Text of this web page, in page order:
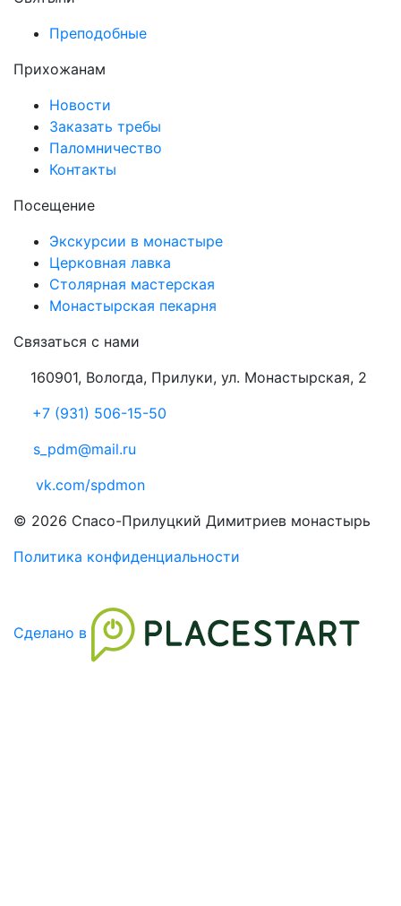
Преподобные
Прихожанам
Новости
Заказать требы
Паломничество
Контакты
Посещение
Экскурсии в монастыре
Церковная лавка
Столярная мастерская
Монастырская пекарня
Связаться с нами
160901, Вологда, Прилуки, ул. Монастырская, 2
+7 (931) 506-15-50
s_pdm@mail.ru
vk.com/spdmon
© 2026 Спасо-Прилуцкий Димитриев монастырь
Политика конфиденциальности
Сделано в